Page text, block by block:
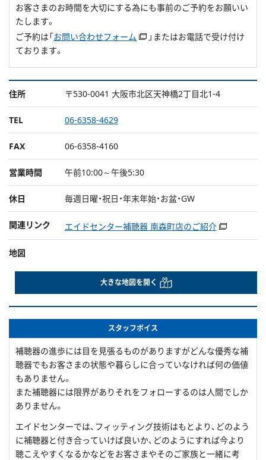
お客さまのお時間を大切にする為にも事前のご予約をお願いい
たします。
ご予約は「お問い合わせフォーム
」またはお電話で受け付け
ております。
住所 〒530-0041 大阪市北区天神橋2丁目北1-4
TEL 06-6358-4629
FAX 06-6358-4160
営業時間 午前10:00～午後5:30
休日 毎週日曜・祝日・年末年始・お盆・GW
関連リンク エイドセンター補聴器 南森町店のご紹介
地図
大きな地図を開く
スタッフボイス
補聴器の進歩には目を見張るものがありますがどんな優秀な補
聴器でもお客さまの状態や暮らしに合っていなければ何の価値
もありません。
また補聴器には限界がありそれをフォローするのは人間でしか
ありません。
エイドセンターでは、フィッティング技術はもとより、どのよう
に補聴器と付き合っていけば良いか、どのようにすれば今より
聴こえやすくなるかなどをお客さまやそのご家族と一緒に考